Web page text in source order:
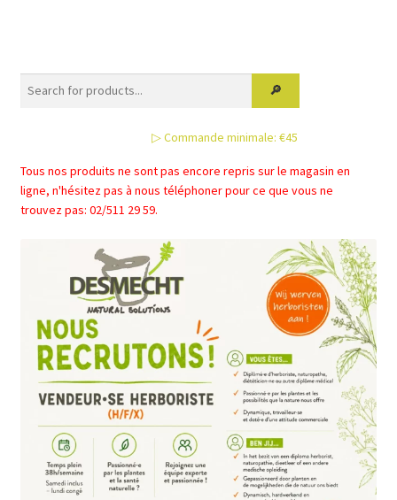
▷ Commande minimale: €45
Tous nos produits ne sont pas encore repris sur le magasin en
ligne, n'hésitez pas à nous téléphoner pour ce que vous ne
trouvez pas: 02/511 29 59.